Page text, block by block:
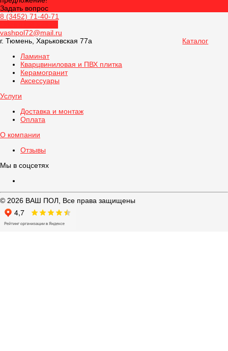
Задать вопрос
8 (3452) 71-40-71
vashpol72@mail.ru
г. Тюмень, Харьковская 77а
Каталог
Ламинат
Кварцвиниловая и ПВХ плитка
Керамогранит
Аксессуары
Услуги
Доставка и монтаж
Оплата
О компании
Отзывы
Мы в соцсетях
© 2026 ВАШ ПОЛ, Все права защищены